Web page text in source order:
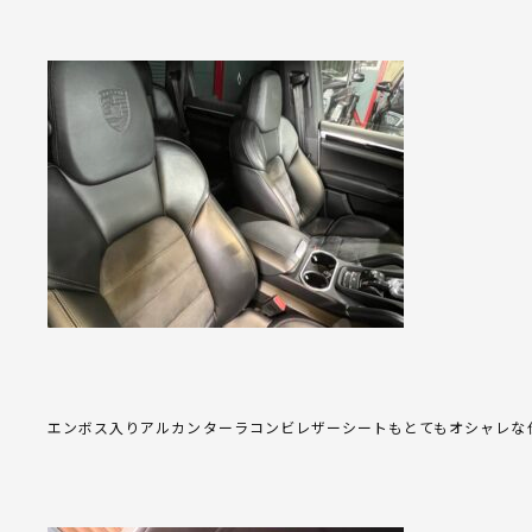
エンボス入りアルカンターラコンビレザーシートもとてもオシャレ